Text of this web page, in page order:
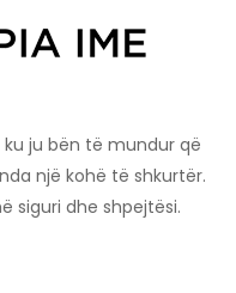
ju bën të mundur që
një kohë të shkurtër.
siguri dhe shpejtësi.